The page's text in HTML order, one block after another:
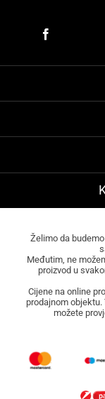
Želimo da
Međutim, ne
proizvod u
Cijene na online
prodajnom
možete